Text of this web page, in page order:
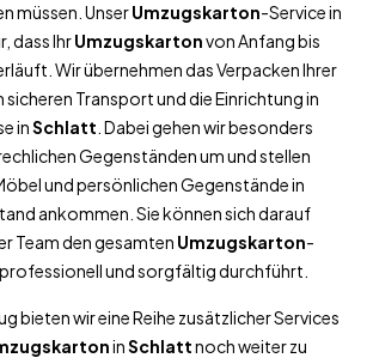
müssen. UnserUmzugskarton-Service in
dass IhrUmzugskartonvon Anfang bis
Wir übernehmen das Verpacken Ihrer
Transport und die Einrichtung in
inSchlatt . Dabei gehen wir besonders
Gegenständen um und stellen
und persönlichen Gegenstände in
ankommen. Sie können sich darauf
Team den gesamten Umzugskarton-
professionell und sorgfältig durchführt.
bieten wir eine Reihe zusätzlicher Services
inSchlattnoch weiter zu